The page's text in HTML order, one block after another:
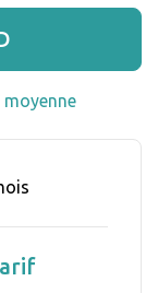
moyenne